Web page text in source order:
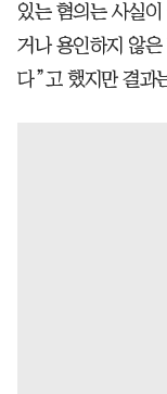
있는 혐의는 사실
거나 용인하지 않
다”고 했지만 결과